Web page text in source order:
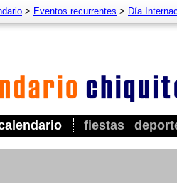
fiestas
> Eventos recurrentes > Día